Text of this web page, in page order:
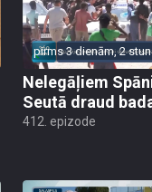
pirms 3 dienām, 2
Nelegāļiem
Seutā draud
412. epizode